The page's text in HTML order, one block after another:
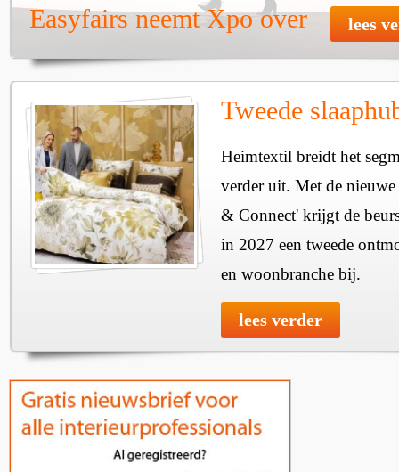
Easyfairs neemt Xpo over lees
Tweede
Heimtextil breidt het
verder uit. Met de
& Connect' krijgt de
in 2027 een tweede
en woonbranche bij.
lees verder